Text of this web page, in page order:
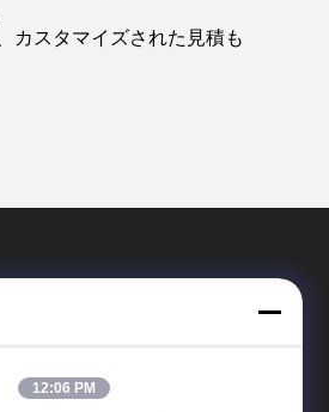
カスタマイズされた見積も
12:06 PM